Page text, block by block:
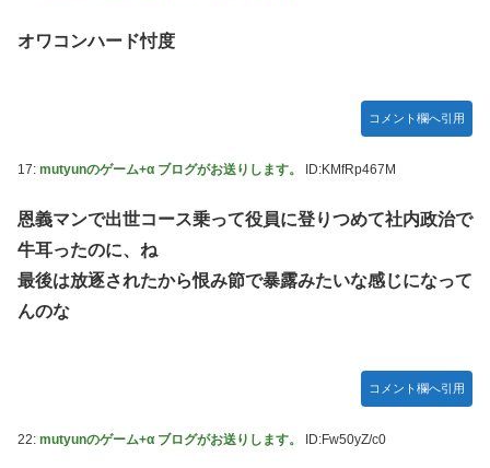
オワコンハード忖度
コメント欄へ引用
17: mutyunのゲーム+α ブログがお送りします。 ID:KMfRp467M
恩義マンで出世コース乗って役員に登りつめて社内政治で
牛耳ったのに、ね
最後は放逐されたから恨み節で暴露みたいな感じになって
んのな
コメント欄へ引用
22: mutyunのゲーム+α ブログがお送りします。 ID:Fw50yZ/c0